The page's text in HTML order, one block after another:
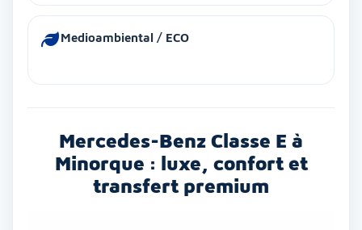
Medioambiental / ECO
Mercedes-Benz Classe E à
Minorque : luxe, confort et
transfert premium